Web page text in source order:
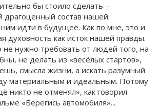
бы стоило сделать –
драгоценный состав нашей
идти в будущее. Как по мне, это и
духовность как исток нашей правды.
не нужно требовать от людей того, на
не делать из «весёлых стартов»,
смысла жизни, а искать разумный
материальным и идеальным. Потому
никто не отменял», как говорил
«Берегись автомобиля»...